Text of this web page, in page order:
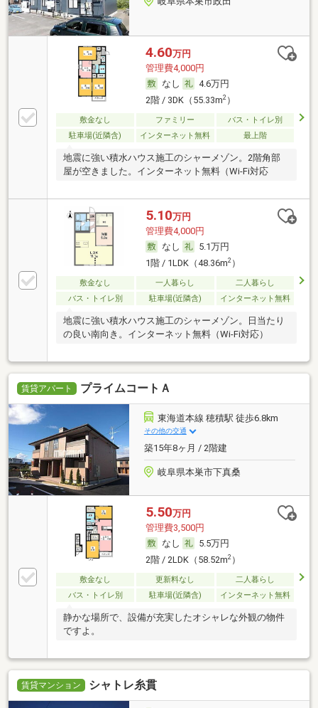
4.60万円
管理費4,000円
なし
4.6万円
2階 / 3DK（55.33m2）
敷金なし ファミリー
バス・トイレ別
駐車場(近隣含)
インターネット無料 最上階
地震に強い積水ハウス施工のシャーメゾン。2階角部
屋が空きました。インターネット無料（Wi-Fi対応
5.10万円
管理費4,000円
なし
5.1万円
1階 / 1LDK（48.36m2）
敷金なし 一人暮らし
二人暮らし
バス・トイレ別
駐車場(近隣含) インターネット無料
地震に強い積水ハウス施工のシャーメゾン。日当たり
の良い南向き。インターネット無料（Wi-Fi対応）
賃貸アパート プライムコートＡ
東海道本線 穂積駅 徒歩6.8km
その他の交通
築15年8ヶ月 / 2階建
岐阜県本巣市下真桑
5.50万円
管理費3,500円
なし
5.5万円
2階 / 2LDK（58.52m2）
敷金なし 更新料なし
二人暮らし
バス・トイレ別
駐車場(近隣含) インターネット無料
静かな場所で、設備が充実したオシャレな外観の物件
ですよ。
賃貸マンション シャトレ糸貫